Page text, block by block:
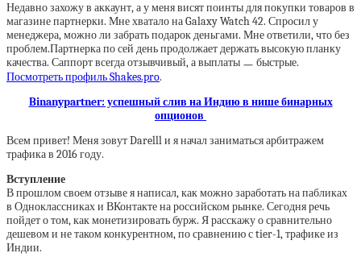
Недавно захожу в аккаунт, а у меня висят поинты для покупки товаров в
магазине партнерки. Мне хватало на Galaxy Watch 42. Спросил у
менеджера, можно ли забрать подарок деньгами. Мне ответили, что без
проблем.Партнерка по сей день продолжает держать высокую планку
качества. Саппорт всегда отзывчивый, а выплаты ㅡ быстрые.
Посмотреть профиль Shakes.pro.
Binanypartner: успешный слив на Индию в нише бинарных
опционов
Всем привет! Меня зовут Darelll и я начал заниматься арбитражем
трафика в 2016 году.
Вступление
В прошлом своем отзыве я написал, как можно заработать на пабликах
в Одноклассниках и ВКонтакте на российском рынке. Сегодня речь
пойдет о том, как монетизировать бурж. Я расскажу о сравнительно
дешевом и не таком конкурентном, по сравнению с tier-1, трафике из
Индии.